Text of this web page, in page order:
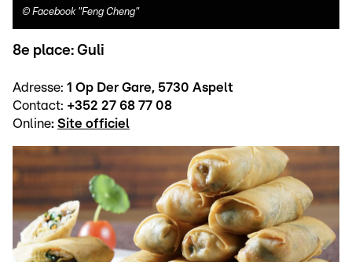
© Facebook "Feng Cheng"
8e place: Guli
Adresse: 1 Op Der Gare, 5730 Aspelt
Contact: +352 27 68 77 08
Online: Site officiel